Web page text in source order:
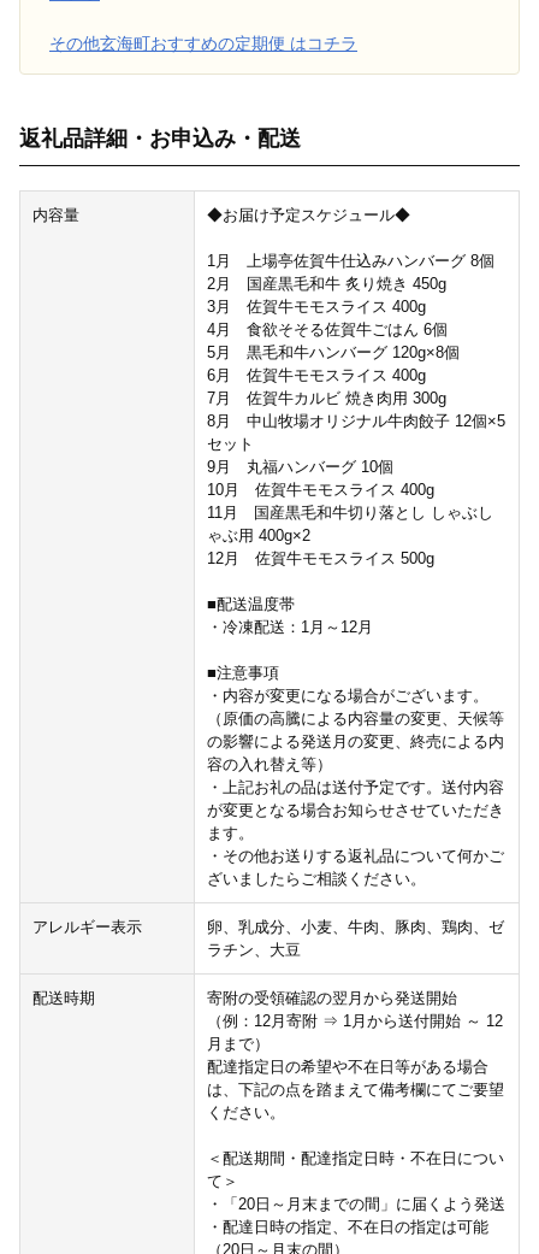
その他玄海町おすすめの定期便 はコチラ
返礼品詳細・お申込み・配送
内容量 ◆お届け予定スケジュール◆
1月 上場亭佐賀牛仕込みハンバーグ 8個
2月 国産黒毛和牛 炙り焼き 450g
3月 佐賀牛モモスライス 400g
4月 食欲そそる佐賀牛ごはん 6個
5月 黒毛和牛ハンバーグ 120g×8個
6月 佐賀牛モモスライス 400g
7月 佐賀牛カルビ 焼き肉用 300g
8月 中山牧場オリジナル牛肉餃子 12個×5
セット
9月 丸福ハンバーグ 10個
10月 佐賀牛モモスライス 400g
11月 国産黒毛和牛切り落とし しゃぶし
ゃぶ用 400g×2
12月 佐賀牛モモスライス 500g
■配送温度帯
・冷凍配送：1月～12月
■注意事項
・内容が変更になる場合がございます。
（原価の高騰による内容量の変更、天候等
の影響による発送月の変更、終売による内
容の入れ替え等）
・上記お礼の品は送付予定です。送付内容
が変更となる場合お知らせさせていただき
ます。
・その他お送りする返礼品について何かご
ざいましたらご相談ください。
アレルギー表示
卵、乳成分、小麦、牛肉、豚肉、鶏肉、ゼ
ラチン、大豆
配送時期
寄附の受領確認の翌月から発送開始
（例：12月寄附 ⇒ 1月から送付開始 ～ 12
月まで）
配達指定日の希望や不在日等がある場合
は、下記の点を踏まえて備考欄にてご要望
ください。
＜配送期間・配達指定日時・不在日につい
て＞
・「20日～月末までの間」に届くよう発送
・配達日時の指定、不在日の指定は可能
（20日～月末の間）